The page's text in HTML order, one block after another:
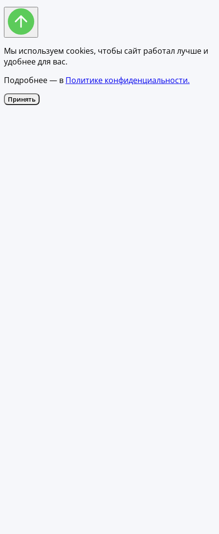
Мы используем cookies, чтобы сайт работал лучше и
удобнее для вас.
Подробнее — в Политике конфиденциальности.
Принять